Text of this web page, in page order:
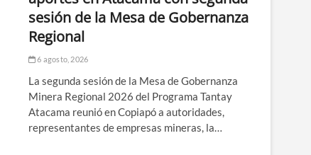
sesión de la Mesa de Gobernanza
Regional
6 agosto, 2026
La segunda sesión de la Mesa de Gobernanza
Minera Regional 2026 del Programa Tantay
Atacama reunió en Copiapó a autoridades,
representantes de empresas mineras, la…